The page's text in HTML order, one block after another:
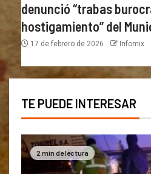
denunció “trabas
hostigamiento” del
17 de febrero de 2026 Infomix
TE PUEDE INTERESAR
2 min de lectura